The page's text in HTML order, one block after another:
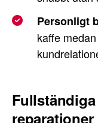
Personligt
kaffe
reparationer